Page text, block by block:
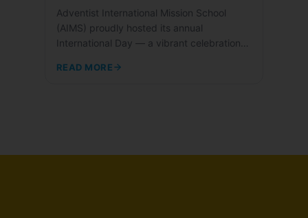
Adventist International Mission School
(AIMS) proudly hosted its annual
International Day — a vibrant celebration
READ MORE